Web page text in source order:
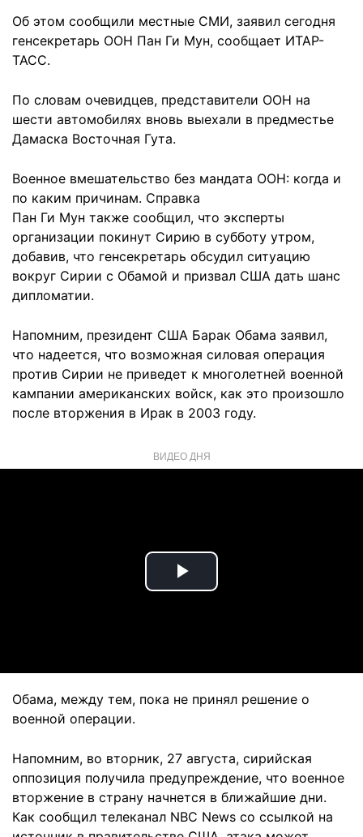
Об этом сообщили местные СМИ, заявил сегодня
генсекретарь ООН Пан Ги Мун, сообщает ИТАР-
ТАСС.
По словам очевидцев, представители ООН на
шести автомобилях вновь выехали в предместье
Дамаска Восточная Гута.
Военное вмешательство без мандата ООН: когда и
по каким причинам. Справка
Пан Ги Мун также сообщил, что эксперты
организации покинут Сирию в субботу утром,
добавив, что генсекретарь обсудил ситуацию
вокруг Сирии с Обамой и призвал США дать шанс
дипломатии.
Напомним, президент США Барак Обама заявил,
что надеется, что возможная силовая операция
против Сирии не приведет к многолетней военной
кампании американских войск, как это произошло
после вторжения в Ирак в 2003 году.
ВИДЕО ДНЯ
Play
Обама, между тем, пока не принял решение о
военной операции.
Напомним, во вторник, 27 августа, сирийская
оппозиция получила предупреждение, что военное
вторжение в страну начнется в ближайшие дни.
Как сообщил телеканал NBC News со ссылкой на